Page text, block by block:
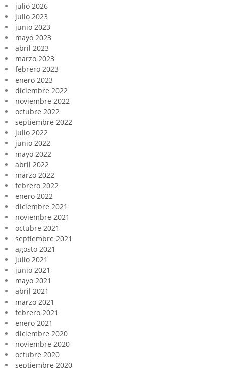
julio 2026
julio 2023
junio 2023
mayo 2023
abril 2023
marzo 2023
febrero 2023
enero 2023
diciembre 2022
noviembre 2022
octubre 2022
septiembre 2022
julio 2022
junio 2022
mayo 2022
abril 2022
marzo 2022
febrero 2022
enero 2022
diciembre 2021
noviembre 2021
octubre 2021
septiembre 2021
agosto 2021
julio 2021
junio 2021
mayo 2021
abril 2021
marzo 2021
febrero 2021
enero 2021
diciembre 2020
noviembre 2020
octubre 2020
septiembre 2020